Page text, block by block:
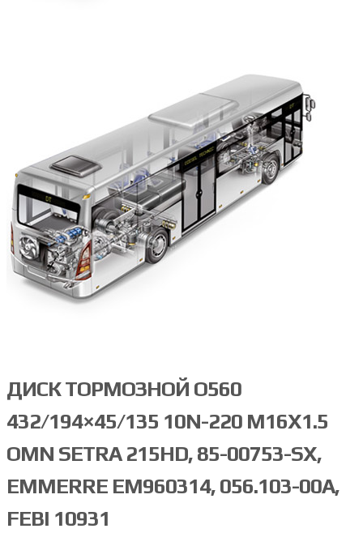
ДИСК ТОРМОЗНОЙ О560
432/194×45/135 10N-220 M16X1.5
OMN SETRA 215HD, 85-00753-SX,
EMMERRE EM960314, 056.103-00A,
FEBI 10931